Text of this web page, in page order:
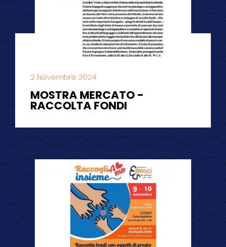
2 Novembre 2024
MOSTRA MERCATO -
RACCOLTA FONDI